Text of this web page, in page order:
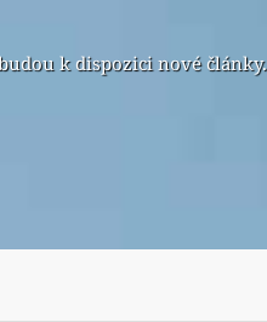
k dispozici nové články.